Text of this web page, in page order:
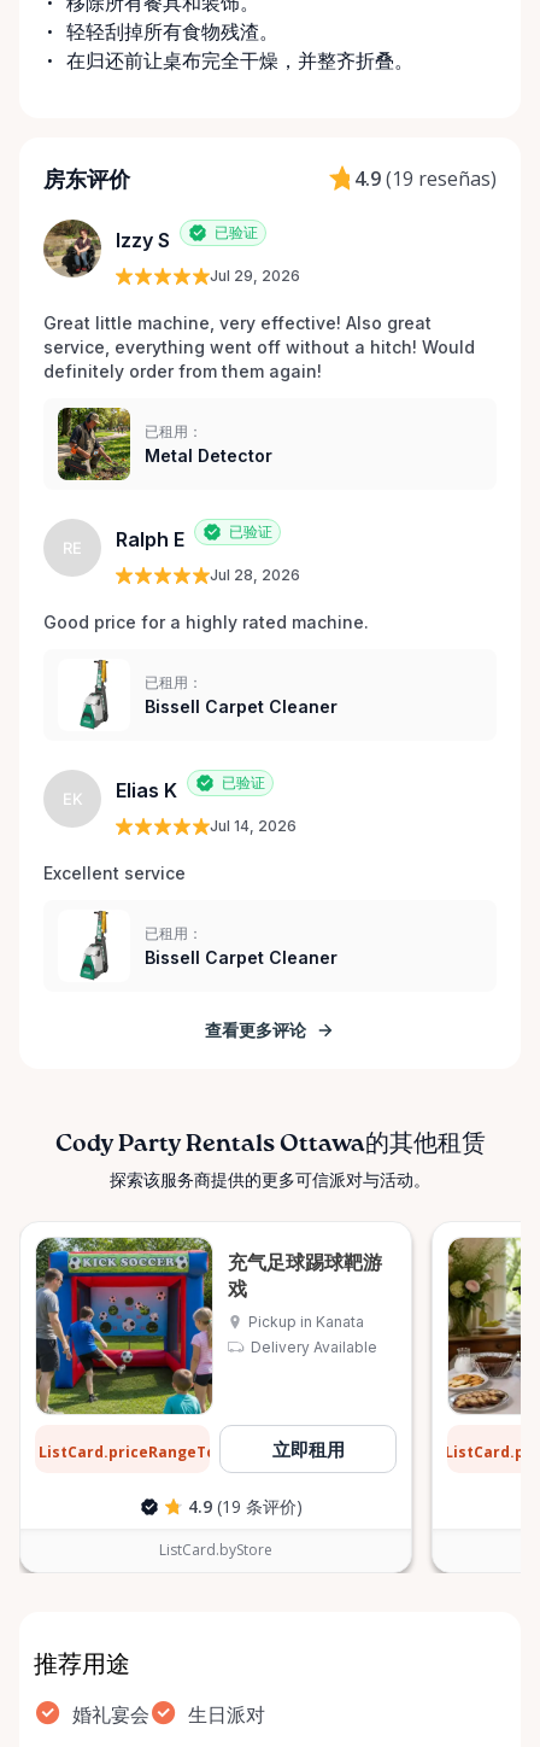
轻轻刮掉所有食物残渣。
在归还前让桌布完全干燥，并整齐折叠。
房东评价 4.9(19 reseñas)
Izzy S 已验证
Jul 29, 2026
Great little machine, very effective! Also great
service, everything went off without a hitch! Would
definitely order from them again!
已租用：
Metal Detector
RE Ralph E 已验证
Jul 28, 2026
Good price for a highly rated machine.
已租用：
Bissell Carpet Cleaner
EK Elias K 已验证
Jul 14, 2026
Excellent service
已租用：
Bissell Carpet Cleaner
查看更多评论
Cody Party Rentals Ottawa的其他租赁
探索该服务商提供的更多可信派对与活动。
充气足球踢球靶游
戏
Pickup in Kanata
Delivery Available
ListCard.priceRangeTo 立即租用
4.9 (19 条评价)
ListCard.byStore
推荐用途
婚礼宴会 生日派对